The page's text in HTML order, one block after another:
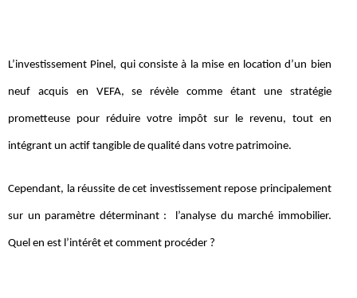
L’investissement Pinel, qui consiste à la mise en location d’un bien
neuf acquis en VEFA, se révèle comme étant une stratégie
prometteuse pour réduire votre impôt sur le revenu, tout en
intégrant un actif tangible de qualité dans votre patrimoine.
Cependant, la réussite de cet investissement repose principalement
sur un paramètre déterminant : l’analyse du marché immobilier.
Quel en est l’intérêt et comment procéder ?